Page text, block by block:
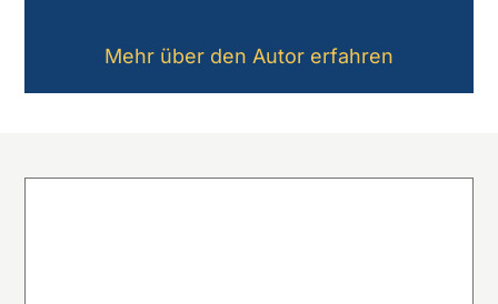
Mehr über den Autor erfahren